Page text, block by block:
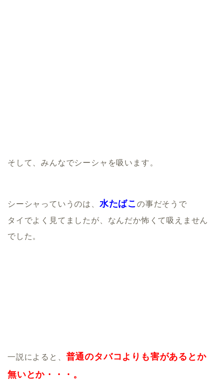
そして、みんなでシーシャを吸います。
シーシャっていうのは、 水たばこの事だそうで
タイでよく見てましたが、なんだか怖くて吸えません
でした。
一説によると、 普通のタバコよりも害があるとか
無いとか・・・。